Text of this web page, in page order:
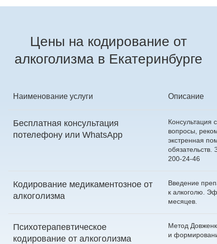
Цены на кодирование от
алкоголизма в Екатеринбурге
Наименование услуги Описание
Бесплатная консультация
потелефону или WhatsApp
Консультация
вопросы,
экстренная
200-24-46
Кодирование медикаментозное от
алкоголизма
Введение
к алкоголю.
месяцев.
Психотерапевтическое
кодирование от алкоголизма
Метод
и